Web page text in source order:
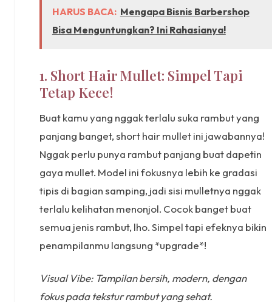
HARUS BACA: Mengapa Bisnis Barbershop
Bisa Menguntungkan? Ini Rahasianya!
1. Short Hair Mullet: Simpel Tapi
Tetap Kece!
Buat kamu yang nggak terlalu suka rambut yang
panjang banget, short hair mullet ini jawabannya!
Nggak perlu punya rambut panjang buat dapetin
gaya mullet. Model ini fokusnya lebih ke gradasi
tipis di bagian samping, jadi sisi mulletnya nggak
terlalu kelihatan menonjol. Cocok banget buat
semua jenis rambut, lho. Simpel tapi efeknya bikin
penampilanmu langsung *upgrade*!
Visual Vibe: Tampilan bersih, modern, dengan
fokus pada tekstur rambut yang sehat.